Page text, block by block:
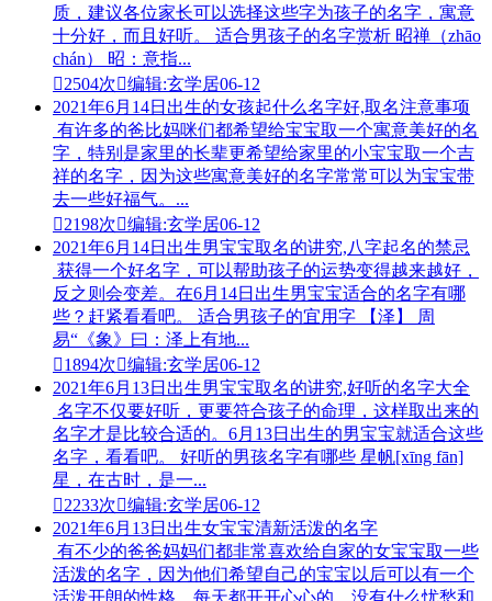
质，建议各位家长可以选择这些字为孩子的名字，寓意
十分好，而且好听。 适合男孩子的名字赏析 昭禅（zhāo
chán） 昭：意指...
2504次编辑:玄学居06-12
2021年6月14日出生的女孩起什么名字好,取名注意事项
有许多的爸比妈咪们都希望给宝宝取一个寓意美好的名
字，特别是家里的长辈更希望给家里的小宝宝取一个吉
祥的名字，因为这些寓意美好的名字常常可以为宝宝带
去一些好福气。...
2198次编辑:玄学居06-12
2021年6月14日出生男宝宝取名的讲究,八字起名的禁忌
获得一个好名字，可以帮助孩子的运势变得越来越好，
反之则会变差。在6月14日出生男宝宝适合的名字有哪
些？赶紧看看吧。 适合男孩子的宜用字 【泽】 周
易“《象》曰：泽上有地...
1894次编辑:玄学居06-12
2021年6月13日出生男宝宝取名的讲究,好听的名字大全
名字不仅要好听，更要符合孩子的命理，这样取出来的
名字才是比较合适的。6月13日出生的男宝宝就适合这些
名字，看看吧。 好听的男孩名字有哪些 星帆[xīng fān]
星，在古时，是一...
2233次编辑:玄学居06-12
2021年6月13日出生女宝宝清新活泼的名字
有不少的爸爸妈妈们都非常喜欢给自家的女宝宝取一些
活泼的名字，因为他们希望自己的宝宝以后可以有一个
活泼开朗的性格，每天都开开心心的，没有什么忧愁和